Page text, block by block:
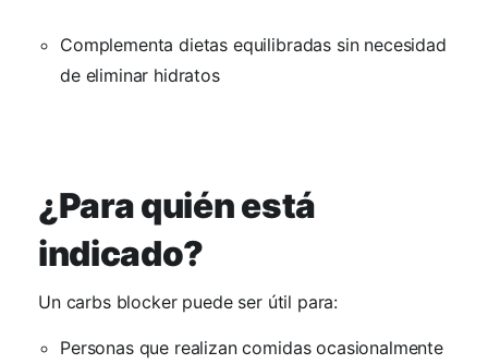
Complementa dietas equilibradas sin necesidad
de eliminar hidratos
¿Para quién está
indicado?
Un carbs blocker puede ser útil para:
Personas que realizan comidas ocasionalmente